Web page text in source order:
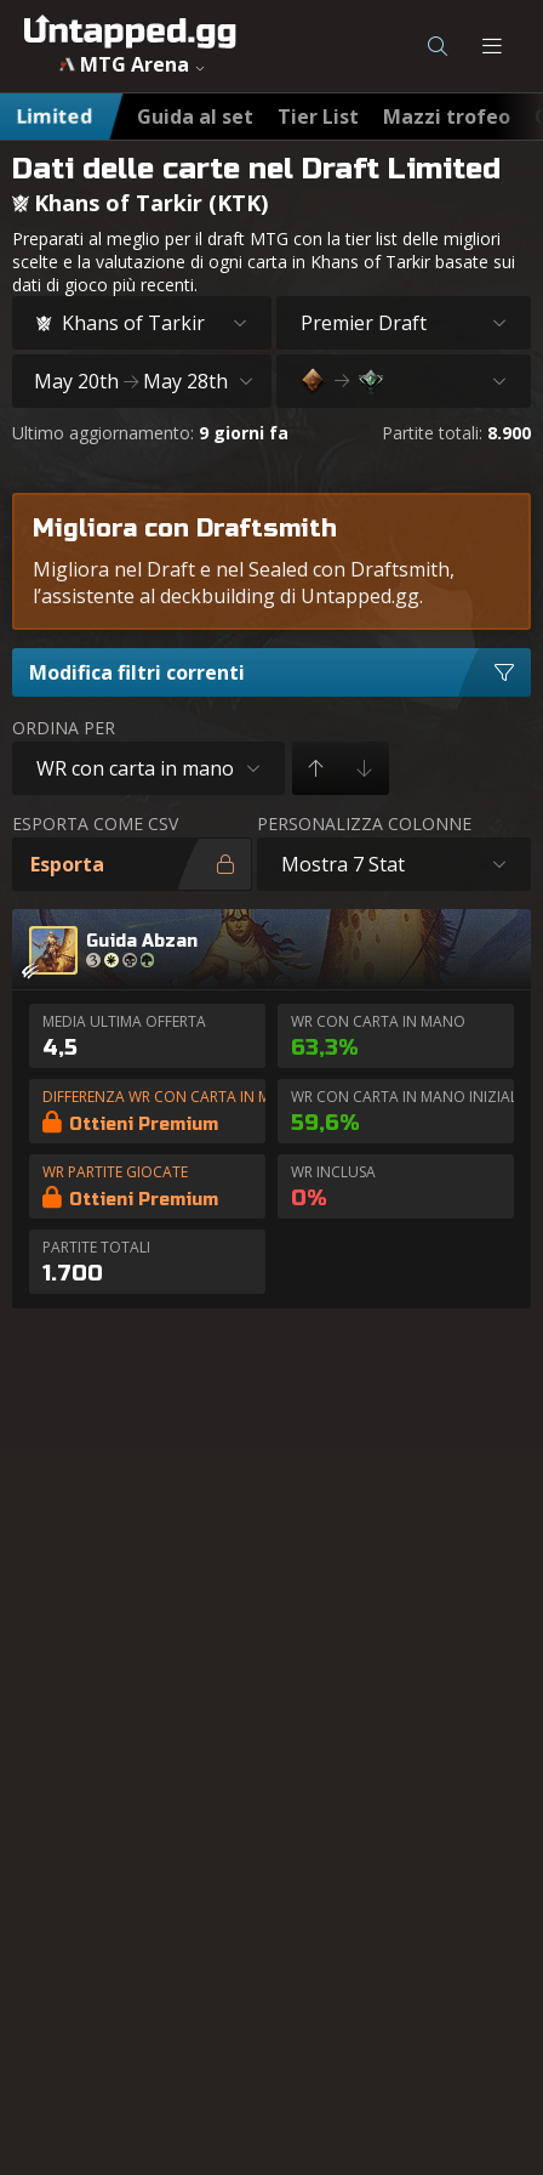
MTG Arena
Limited
Guida al set Tier List Mazzi trofeo
Dati delle carte nel Draft Limited
Khans of Tarkir (KTK)
Preparati al meglio per il draft MTG con la tier list delle migliori
scelte e la valutazione di ogni carta in Khans of Tarkir basate sui
dati di gioco più recenti.
Khans of Tarkir Premier Draft
May 20th May 28th
Ultimo aggiornamento: 9 giorni fa Partite totali: 8.900
Migliora con Draftsmith
Migliora nel Draft e nel Sealed con Draftsmith,
l’assistente al deckbuilding di Untapped.gg.
Modifica filtri correnti
ORDINA PER
WR con carta in mano
ESPORTA COME CSV
Esporta
PERSONALIZZA COLONNE
Mostra 7 Stat
Guida Abzan
MEDIA ULTIMA OFFERTA
4,5
WR CON CARTA IN MANO
63,3%
DIFFERENZA WR CON CARTA IN MANO
Ottieni Premium
WR CON CARTA IN MANO INIZIALE
59,6%
WR PARTITE GIOCATE
Ottieni Premium
WR INCLUSA
0%
PARTITE TOTALI
1.700